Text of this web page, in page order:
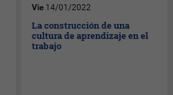
Vie 14/01/2022
La construcción de una
cultura de aprendizaje en el
trabajo